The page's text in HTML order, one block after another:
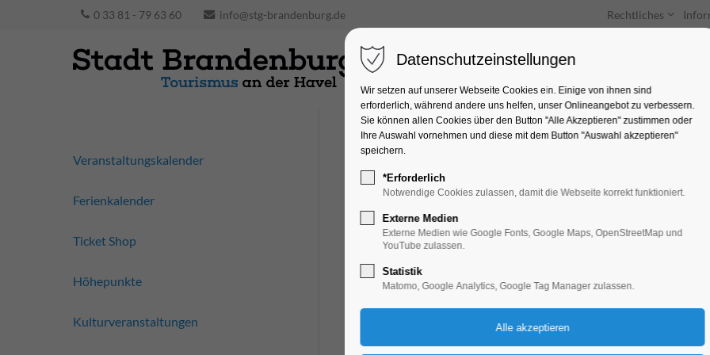
0 33 81 - 79 63 60 info@stg-brandenburg.de Rechtliches
Unterkünfte Entdecken & Erleben
Sommerferienrallye
Ferienkalender, Kinder, Jugend, Mitmach-
16.07.2026, 09:00–18:00
Veranstaltungskalender
Ferienkalender
Ticket Shop
Höhepunkte
Kulturveranstaltungen
Datenschutzeinstellungen
Wir setzen auf unserer Webseite Cookies ein. Einige von ihnen sind
erforderlich, während andere uns helfen, unser Onlineangebot zu verbessern.
Sie können allen Cookies über den Button "Alle Akzeptieren" zustimmen oder
Ihre Auswahl vornehmen und diese mit dem Button "Auswahl akzeptieren"
speichern.
*Erforderlich
Notwendige Cookies zulassen, damit die Webseite korrekt funktioniert.
Externe Medien
Externe Medien wie Google Fonts, Google Maps, OpenStreetMap und
YouTube zulassen.
Statistik
Matomo, Google Analytics, Google Tag Manager zulassen.